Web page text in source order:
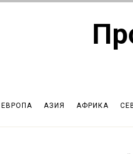
ЕВРОПА АЗИЯ АФРИКА